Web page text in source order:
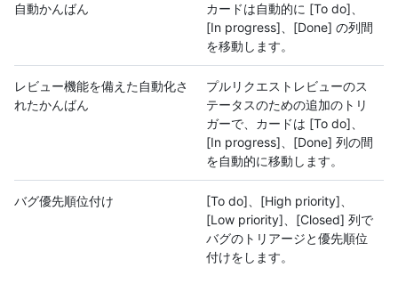
自動かんばん
カードは自動的に [To do]、
[In progress]、[Done] の列間
を移動します。
レビュー機能を備えた自動化さ
れたかんばん
プルリクエストレビューのス
テータスのための追加のトリ
ガーで、カードは [To do]、
[In progress]、[Done] 列の間
を自動的に移動します。
バグ優先順位付け
[To do]、[High priority]、
[Low priority]、[Closed] 列で
バグのトリアージと優先順位
付けをします。